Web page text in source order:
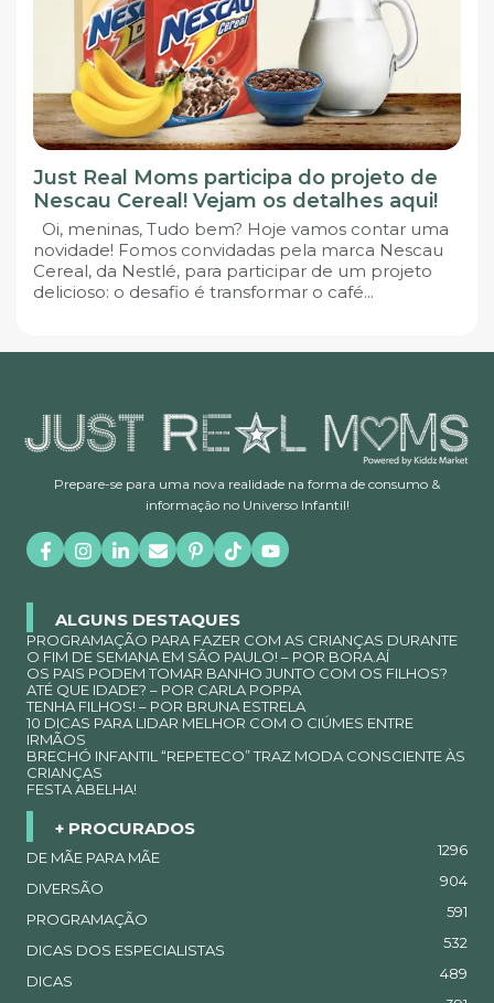
Just Real Moms participa do projeto de
Nescau Cereal! Vejam os detalhes aqui!
Oi, meninas, Tudo bem? Hoje vamos contar uma
novidade! Fomos convidadas pela marca Nescau
Cereal, da Nestlé, para participar de um projeto
delicioso: o desafio é transformar o café...
Prepare-se para uma nova realidade na forma de consumo &
informação no Universo Infantil!
ALGUNS DESTAQUES
PROGRAMAÇÃO PARA FAZER COM AS CRIANÇAS DURANTE
O FIM DE SEMANA EM SÃO PAULO! – POR BORA.AÍ
OS PAIS PODEM TOMAR BANHO JUNTO COM OS FILHOS?
ATÉ QUE IDADE? – POR CARLA POPPA
TENHA FILHOS! – POR BRUNA ESTRELA
10 DICAS PARA LIDAR MELHOR COM O CIÚMES ENTRE
IRMÃOS
BRECHÓ INFANTIL “REPETECO” TRAZ MODA CONSCIENTE ÀS
CRIANÇAS
FESTA ABELHA!
+ PROCURADOS
DE MÃE PARA MÃE 1296
DIVERSÃO 904
PROGRAMAÇÃO 591
DICAS DOS ESPECIALISTAS 532
DICAS 489